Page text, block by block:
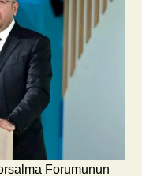
Forumunun